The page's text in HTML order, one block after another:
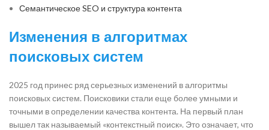
Семантическое SEO и структура контента
Изменения в алгоритмах
поисковых систем
2025 год принес ряд серьезных изменений в алгоритмы
поисковых систем. Поисковики стали еще более умными и
точными в определении качества контента. На первый план
вышел так называемый «контекстный поиск». Это означает, что